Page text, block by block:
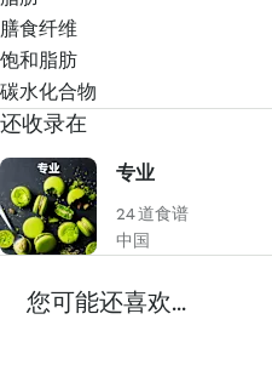
膳食纤维
饱和脂肪
碳水化合物
还收录在
专业
24 道食谱
中国
您可能还喜欢...